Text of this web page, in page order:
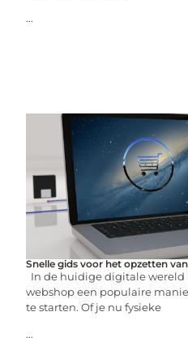
...
Snelle gids voor het opzetten
In de huidige digitale wereld
webshop een populaire
te starten. Of je nu fysieke
...